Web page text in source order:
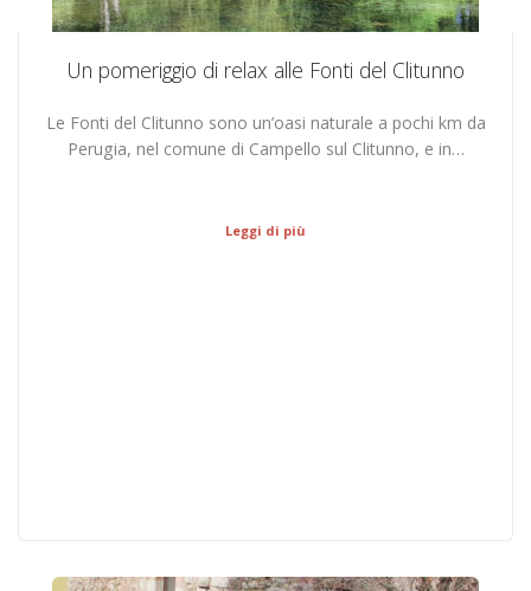
Un pomeriggio di relax alle Fonti del Clitunno
Le Fonti del Clitunno sono un’oasi naturale a pochi km da
Perugia, nel comune di Campello sul Clitunno, e in…
Leggi di più